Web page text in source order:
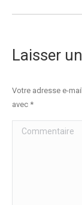
Laisser
Votre adresse e-
avec *
Commentaire